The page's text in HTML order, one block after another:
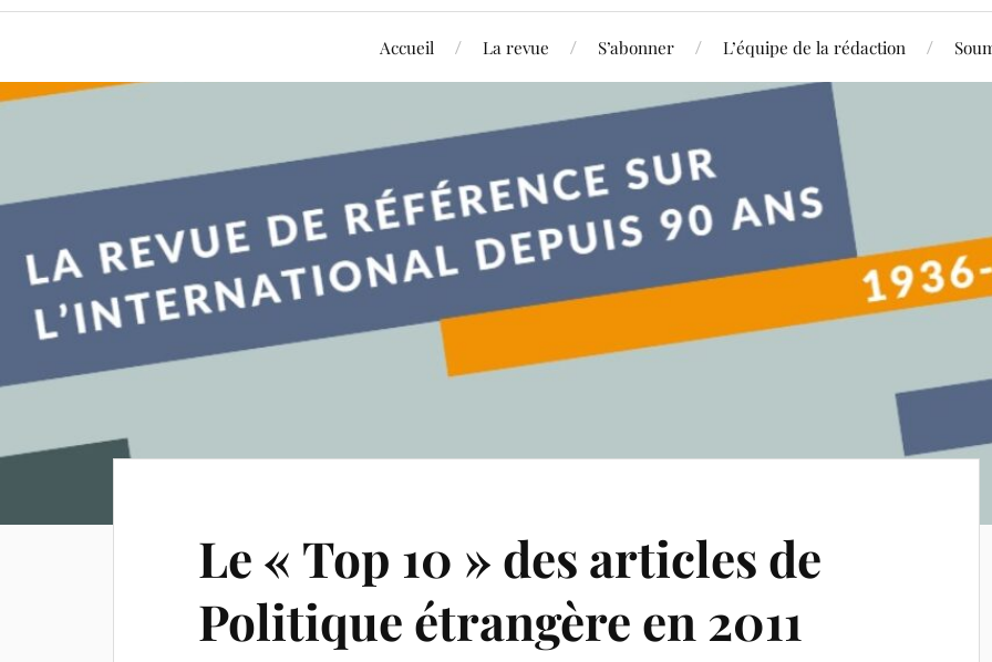
Accueil La revue S’abonner L’équipe de la rédaction
Le « Top 10 » des articles de
Politique étrangère en 2011